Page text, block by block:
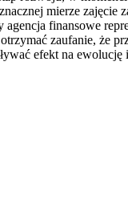
mierze zajęcie
finansowe
zaufanie, że
efekt na